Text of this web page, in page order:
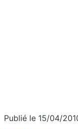
Publié le 15/04/